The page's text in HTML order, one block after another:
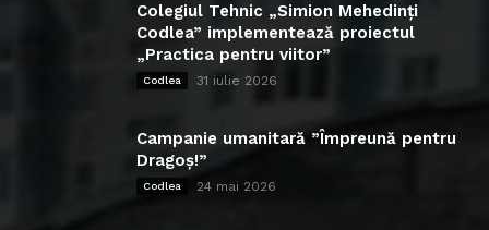
Colegiul Tehnic „Simion Mehedinți
Codlea” implementează proiectul
„Practica pentru viitor”
Codlea 31 iulie 2026
Campanie umanitară ”Împreună pentru
Dragoș!”
Codlea 24 mai 2026